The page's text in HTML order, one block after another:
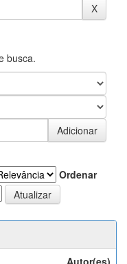
busca.
Ordenar
Autor(es)